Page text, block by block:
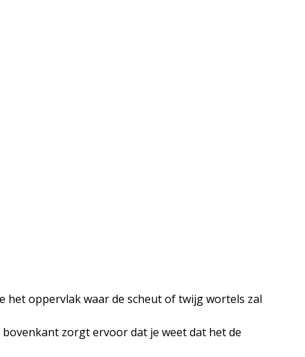
oppervlak waar de scheut of twijg wortels zal
zorgt ervoor dat je weet dat het de